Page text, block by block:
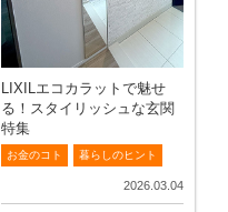
LIXILエコカラットで魅せ
る！スタイリッシュな玄関
特集
お金のコト 暮らしのヒント
2026.03.04